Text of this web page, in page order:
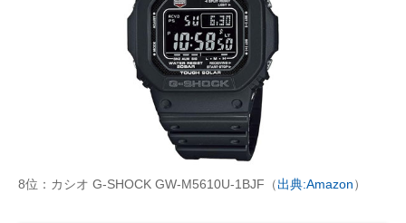
8位：カシオ G-SHOCK GW-M5610U-1BJF（出典:Amazon）